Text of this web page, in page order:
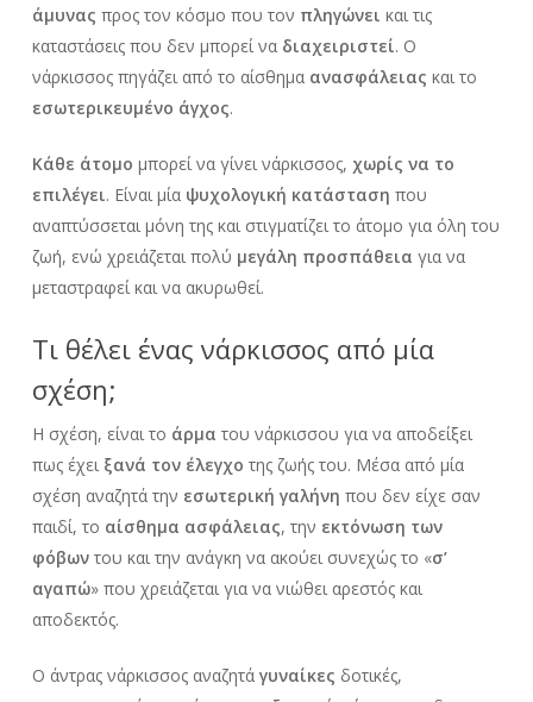
άμυνας προς τον κόσμο που τον πληγώνει και τις
καταστάσεις που δεν μπορεί να διαχειριστεί. Ο
νάρκισσος πηγάζει από το αίσθημα ανασφάλειας και το
εσωτερικευμένο άγχος.
Κάθε άτομο μπορεί να γίνει νάρκισσος, χωρίς να το
επιλέγει. Είναι μία ψυχολογική κατάσταση που
αναπτύσσεται μόνη της και στιγματίζει το άτομο για όλη του
ζωή, ενώ χρειάζεται πολύ μεγάλη προσπάθεια για να
μεταστραφεί και να ακυρωθεί.
Τι θέλει ένας νάρκισσος από μία
σχέση;
Η σχέση, είναι το άρμα του νάρκισσου για να αποδείξει
πως έχει ξανά τον έλεγχο της ζωής του. Μέσα από μία
σχέση αναζητά την εσωτερική γαλήνη που δεν είχε σαν
παιδί, το αίσθημα ασφάλειας, την εκτόνωση των
φόβωντου και την ανάγκη να ακούει συνεχώς το «σ’
αγαπώ» που χρειάζεται για να νιώθει αρεστός και
αποδεκτός.
Ο άντρας νάρκισσος αναζητά γυναίκες δοτικές,